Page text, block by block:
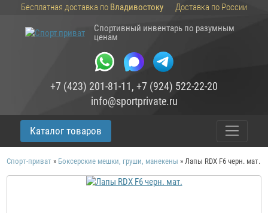
Бесплатная доставка по Владивостоку
Доставка по России
Спортивный инвентарь по разумным
ценам
+7 (423) 201-81-11, +7 (924) 522-22-20
info@sportprivate.ru
Каталог товаров
Спорт-приват » Боксерские мешки, груши, манекены » Лапы RDX F6 черн. мат.